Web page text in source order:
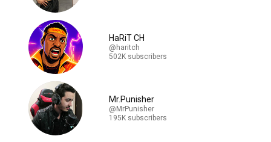
HaRiT CH
@haritch
502K subscribers
Mr.Punisher
@MrPunisher
195K subscribers